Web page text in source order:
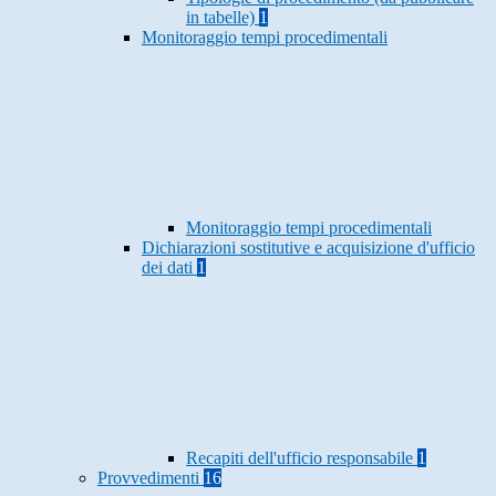
in tabelle) 1
Monitoraggio tempi procedimentali
Monitoraggio tempi procedimentali
Dichiarazioni sostitutive e acquisizione d'ufficio
dei dati 1
Recapiti dell'ufficio responsabile 1
Provvedimenti 16